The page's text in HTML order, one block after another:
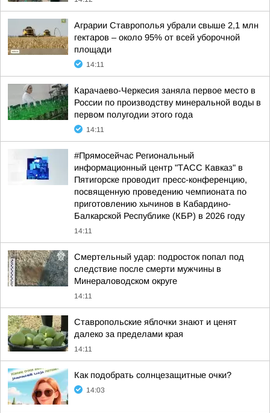
Аграрии Ставрополья убрали свыше 2,1 млн
гектаров – около 95% от всей уборочной
площади
14:11
Карачаево-Черкесия заняла первое место в
России по производству минеральной воды в
первом полугодии этого года
14:11
#Прямосейчас Региональный
информационный центр "ТАСС Кавказ" в
Пятигорске проводит пресс-конференцию,
посвященную проведению чемпионата по
приготовлению хычинов в Кабардино-
Балкарской Республике (КБР) в 2026 году
14:11
Смертельный удар: подросток попал под
следствие после смерти мужчины в
Минераловодском округе
14:11
Ставропольские яблочки знают и ценят
далеко за пределами края
14:11
Как подобрать солнцезащитные очки?
14:03